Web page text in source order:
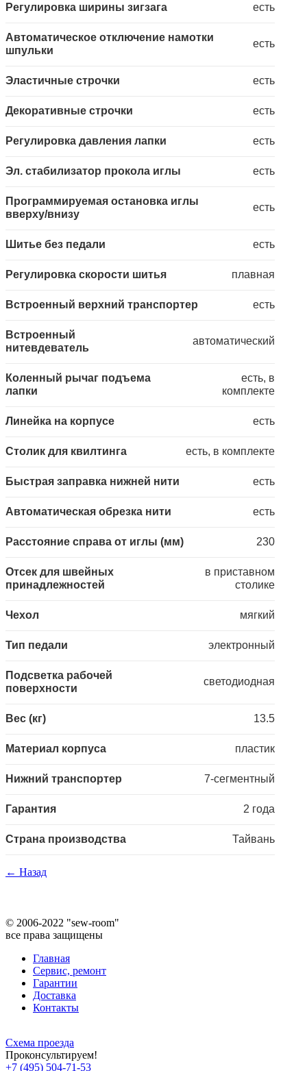
Регулировка ширины зигзага есть
Автоматическое отключение намотки
шпульки
есть
Эластичные строчки есть
Декоративные строчки есть
Регулировка давления лапки есть
Эл. стабилизатор прокола иглы есть
Программируемая остановка иглы
вверху/внизу
есть
Шитье без педали есть
Регулировка скорости шитья плавная
Встроенный верхний транспортер есть
Встроенный
нитевдеватель
автоматический
Коленный рычаг подъема
лапки
есть, в
комплекте
Линейка на корпусе есть
Столик для квилтинга есть, в комплекте
Быстрая заправка нижней нити есть
Автоматическая обрезка нити есть
Расстояние справа от иглы (мм) 230
Отсек для швейных
принадлежностей
в приставном
столике
Чехол мягкий
Тип педали электронный
Подсветка рабочей
поверхности
светодиодная
Вес (кг) 13.5
Материал корпуса пластик
Нижний транспортер 7-сегментный
Гарантия 2 года
Страна производства Тайвань
← Назад
© 2006-2022 "sew-room"
все права защищены
Главная
Сервис, ремонт
Гарантии
Доставка
Контакты
Схема проезда
Проконсультируем!
+7 (495) 504-71-53